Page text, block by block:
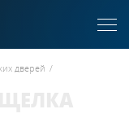
дверей /